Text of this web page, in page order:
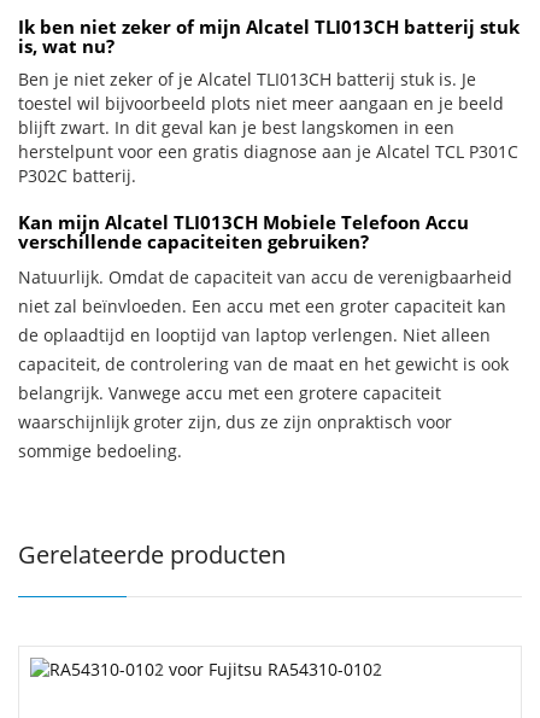
Ik ben niet zeker of mijn Alcatel TLI013CH batterij stuk
is, wat nu?
Ben je niet zeker of je Alcatel TLI013CH batterij stuk is. Je
toestel wil bijvoorbeeld plots niet meer aangaan en je beeld
blijft zwart. In dit geval kan je best langskomen in een
herstelpunt voor een gratis diagnose aan je Alcatel TCL P301C
P302C batterij.
Kan mijn Alcatel TLI013CH Mobiele Telefoon Accu
verschillende capaciteiten gebruiken?
Natuurlijk. Omdat de capaciteit van accu de verenigbaarheid
niet zal beïnvloeden. Een accu met een groter capaciteit kan
de oplaadtijd en looptijd van laptop verlengen. Niet alleen
capaciteit, de controlering van de maat en het gewicht is ook
belangrijk. Vanwege accu met een grotere capaciteit
waarschijnlijk groter zijn, dus ze zijn onpraktisch voor
sommige bedoeling.
Gerelateerde producten